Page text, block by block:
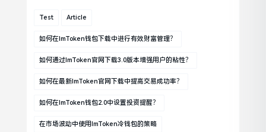
Test Article
如何在imToken钱包下载中进行有效财富管理？
如何通过imToken官网下载3.0版本增强用户的粘性？
如何在最新imToken官网下载中提高交易成功率？
如何在imToken钱包2.0中设置投资提醒？
在市场波动中使用imToken冷钱包的策略